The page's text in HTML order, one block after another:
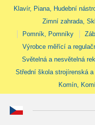
Klavír, Piana, Hudební
Zimní zahrada,
Pomník, Pomníky
Výrobce měřící a
Světelná a nesvětelná
Střední škola strojírenská
Komín,